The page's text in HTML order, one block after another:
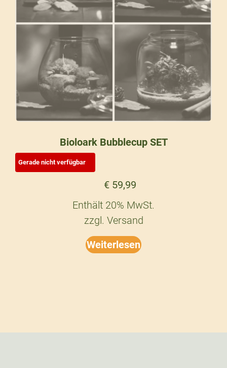
Bioloark Bubblecup SET
€59,99
Enthält 20% MwSt.
zzgl. Versand
Weiterlesen